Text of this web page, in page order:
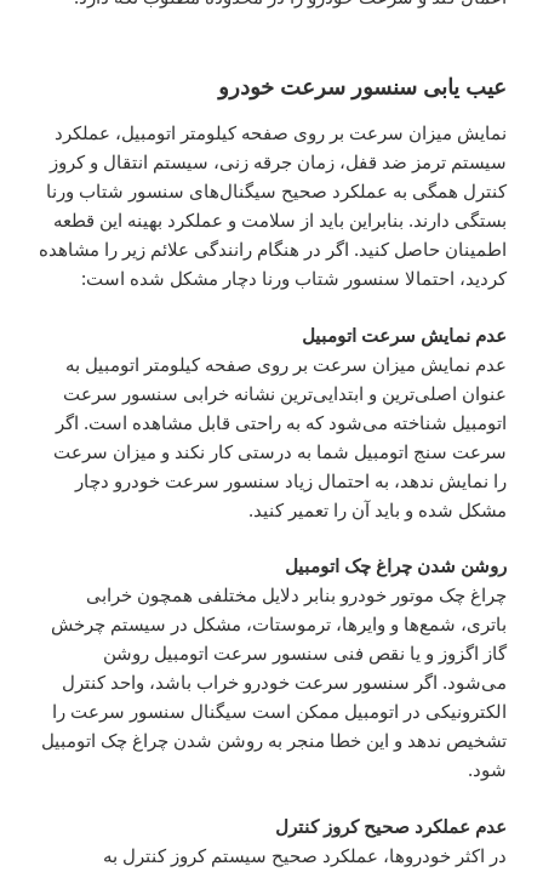
عیب یابی سنسور سرعت خودرو
نمایش میزان سرعت بر روی صفحه کیلومتر اتومبیل، عملکرد
سیستم ترمز ضد قفل، زمان جرقه زنی، سیستم انتقال و کروز
کنترل همگی به عملکرد صحیح سیگنال‌های سنسور شتاب ورنا
بستگی دارند. بنابراین باید از سلامت و عملکرد بهینه این قطعه
اطمینان حاصل کنید. اگر در هنگام رانندگی علائم زیر را مشاهده
کردید، احتمالا سنسور شتاب ورنا دچار مشکل شده است:
عدم نمایش سرعت اتومبیل
عدم نمایش میزان سرعت بر روی صفحه کیلومتر اتومبیل به
عنوان اصلی‌ترین و ابتدایی‌ترین نشانه خرابی سنسور سرعت
اتومبیل شناخته می‌شود که به راحتی قابل مشاهده است. اگر
سرعت سنج اتومبیل شما به درستی کار نکند و میزان سرعت
را نمایش ندهد، به احتمال زیاد سنسور سرعت خودرو دچار
مشکل شده و باید آن را تعمیر کنید.
روشن شدن چراغ چک اتومبیل
چراغ چک موتور خودرو بنابر دلایل مختلفی همچون خرابی
باتری، شمع‌ها و وایرها، ترموستات، مشکل در سیستم چرخش
گاز اگزوز و یا نقص فنی سنسور سرعت اتومبیل روشن
می‌شود. اگر سنسور سرعت خودرو خراب باشد، واحد کنترل
الکترونیکی در اتومبیل ممکن است سیگنال سنسور سرعت را
تشخیص ندهد و این خطا منجر به روشن شدن چراغ چک اتومبیل
شود.
عدم عملکرد صحیح کروز کنترل
در اکثر خودروها، عملکرد صحیح سیستم کروز کنترل به